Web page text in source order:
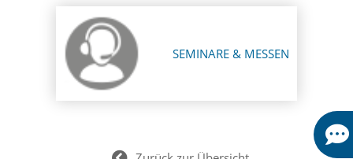
SEMINARE & MESSEN